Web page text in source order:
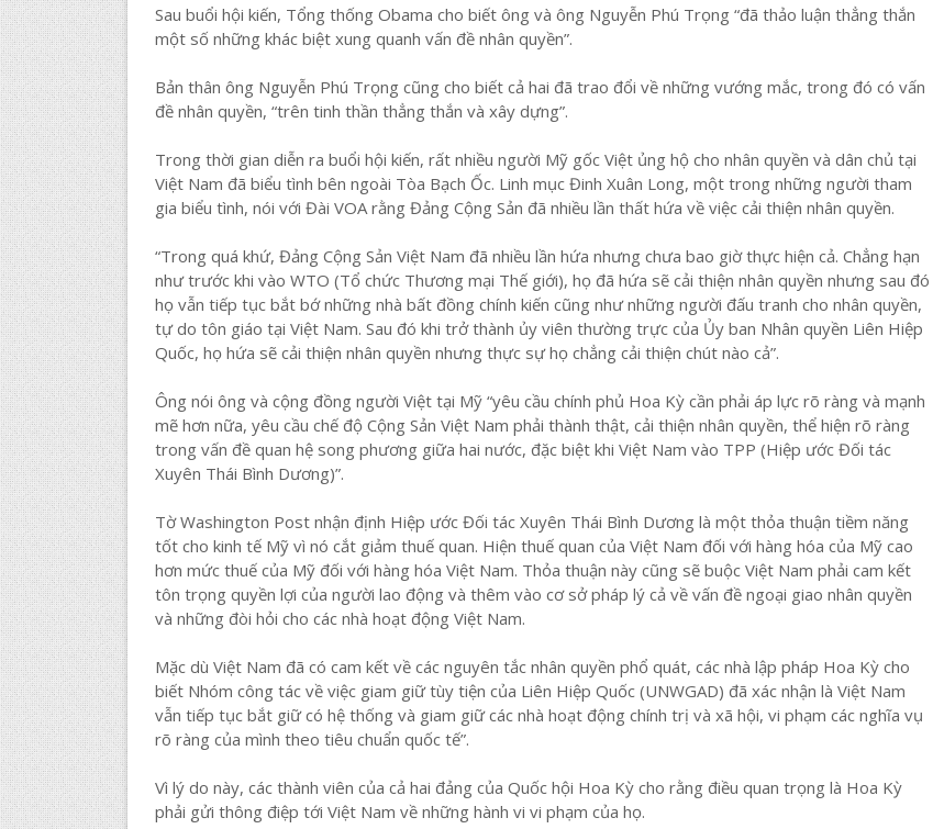
Sau buổi hội kiến, Tổng thống Obama cho biết ông và ông Nguyễn Phú Trọng “đã thảo luận thẳng thắn
một số những khác biệt xung quanh vấn đề nhân quyền”.
Bản thân ông Nguyễn Phú Trọng cũng cho biết cả hai đã trao đổi về những vướng mắc, trong đó có vấn
đề nhân quyền, “trên tinh thần thẳng thắn và xây dựng”.
Trong thời gian diễn ra buổi hội kiến, rất nhiều người Mỹ gốc Việt ủng hộ cho nhân quyền và dân chủ tại
Việt Nam đã biểu tình bên ngoài Tòa Bạch Ốc. Linh mục Đinh Xuân Long, một trong những người tham
gia biểu tình, nói với Đài VOA rằng Đảng Cộng Sản đã nhiều lần thất hứa về việc cải thiện nhân quyền.
“Trong quá khứ, Đảng Cộng Sản Việt Nam đã nhiều lần hứa nhưng chưa bao giờ thực hiện cả. Chẳng hạn
như trước khi vào WTO (Tổ chức Thương mại Thế giới), họ đã hứa sẽ cải thiện nhân quyền nhưng sau đó
họ vẫn tiếp tục bắt bớ những nhà bất đồng chính kiến cũng như những người đấu tranh cho nhân quyền,
tự do tôn giáo tại Việt Nam. Sau đó khi trở thành ủy viên thường trực của Ủy ban Nhân quyền Liên Hiệp
Quốc, họ hứa sẽ cải thiện nhân quyền nhưng thực sự họ chẳng cải thiện chút nào cả”.
Ông nói ông và cộng đồng người Việt tại Mỹ “yêu cầu chính phủ Hoa Kỳ cần phải áp lực rõ ràng và mạnh
mẽ hơn nữa, yêu cầu chế độ Cộng Sản Việt Nam phải thành thật, cải thiện nhân quyền, thể hiện rõ ràng
trong vấn đề quan hệ song phương giữa hai nước, đặc biệt khi Việt Nam vào TPP (Hiệp ước Đối tác
Xuyên Thái Bình Dương)”.
Tờ Washington Post nhận định Hiệp ước Đối tác Xuyên Thái Bình Dương là một thỏa thuận tiềm năng
tốt cho kinh tế Mỹ vì nó cắt giảm thuế quan. Hiện thuế quan của Việt Nam đối với hàng hóa của Mỹ cao
hơn mức thuế của Mỹ đối với hàng hóa Việt Nam. Thỏa thuận này cũng sẽ buộc Việt Nam phải cam kết
tôn trọng quyền lợi của người lao động và thêm vào cơ sở pháp lý cả về vấn đề ngoại giao nhân quyền
và những đòi hỏi cho các nhà hoạt động Việt Nam.
Mặc dù Việt Nam đã có cam kết về các nguyên tắc nhân quyền phổ quát, các nhà lập pháp Hoa Kỳ cho
biết Nhóm công tác về việc giam giữ tùy tiện của Liên Hiệp Quốc (UNWGAD) đã xác nhận là Việt Nam
vẫn tiếp tục bắt giữ có hệ thống và giam giữ các nhà hoạt động chính trị và xã hội, vi phạm các nghĩa vụ
rõ ràng của mình theo tiêu chuẩn quốc tế”.
Vì lý do này, các thành viên của cả hai đảng của Quốc hội Hoa Kỳ cho rằng điều quan trọng là Hoa Kỳ
phải gửi thông điệp tới Việt Nam về những hành vi vi phạm của họ.